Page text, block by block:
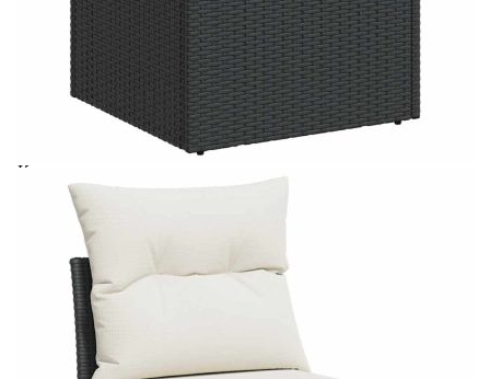
Материал за пълнеж на
възглавницата за сядане:
Дунапрен
Материал за пълнеж на
облегалката:
Памучни влакна
Максимален капацитет на
теглото (на седалка):
110 кг
Купи на изплащане
Credit calculator
Градински диван с възглавници, 8 части, черен
полиратан, акация
Please select credit institution
Цена на продукта:
€516.00
Extraction of information from credit institutions
Предоставената таблица е с информационна цел.
Добавете продукта в количката си с бутона "Добави в
количката" и при поръчка ще можете да изберете броя
вноски на кредита.